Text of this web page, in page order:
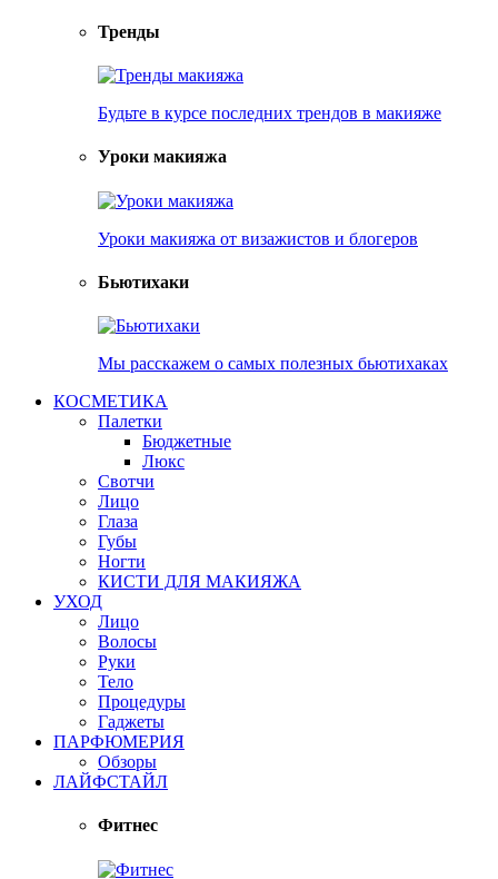
Тренды
Будьте в курсе последних трендов в макияже
Уроки макияжа
Уроки макияжа от визажистов и блогеров
Бьютихаки
Мы расскажем о самых полезных бьютихаках
КОСМЕТИКА
Палетки
Бюджетные
Люкс
Свотчи
Лицо
Глаза
Губы
Ногти
КИСТИ ДЛЯ МАКИЯЖА
УХОД
Лицо
Волосы
Руки
Тело
Процедуры
Гаджеты
ПАРФЮМЕРИЯ
Обзоры
ЛАЙФСТАЙЛ
Фитнес